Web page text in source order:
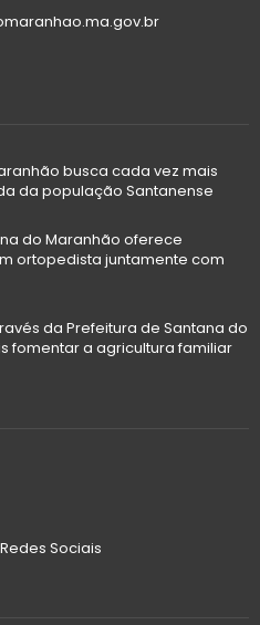
busca cada vez mais
da população Santanense
do Maranhão oferece
ortopedista juntamente com
da Prefeitura de Santana do
fomentar a agricultura familiar
Sociais